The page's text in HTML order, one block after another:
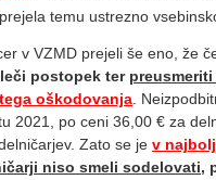
temu ustrezno
v VZMD prejeli še eno, že
postopek ter
oškodovanja .
2021, po ceni 36,00 € za
Zato se je v
niso smeli sodelovati,